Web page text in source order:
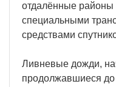
отдалённые районы
специальными
средствами
Ливневые дожди,
продолжавшиеся до